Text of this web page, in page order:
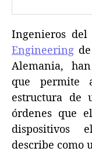
Ingenieros
Engineering
Alemania,
que permite
estructura de
órdenes que
dispositivos
describe como